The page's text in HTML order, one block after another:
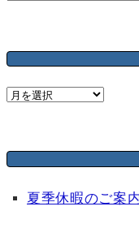
Archive
夏季休暇のご案